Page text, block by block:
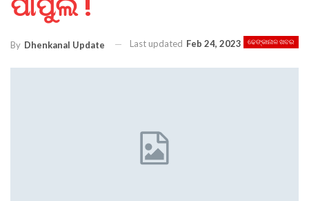
ପାପୁଲି !
ଢେଙ୍କାନାଳ ଖବର
By Dhenkanal Update Last updated Feb 24, 2023